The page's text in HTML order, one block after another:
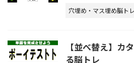
穴埋め・マス埋め脳トレ
【並べ替え】カ
る脳トレ